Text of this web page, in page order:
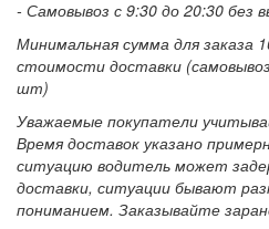
- Самовывоз с 9:30 до 20:30 без
Минимальная сумма для заказа
стоимости доставки
шт)
Уважаемые покупатели
Время доставок указано
ситуацию водитель может
доставки, ситуации бывают
пониманием. Заказывайте